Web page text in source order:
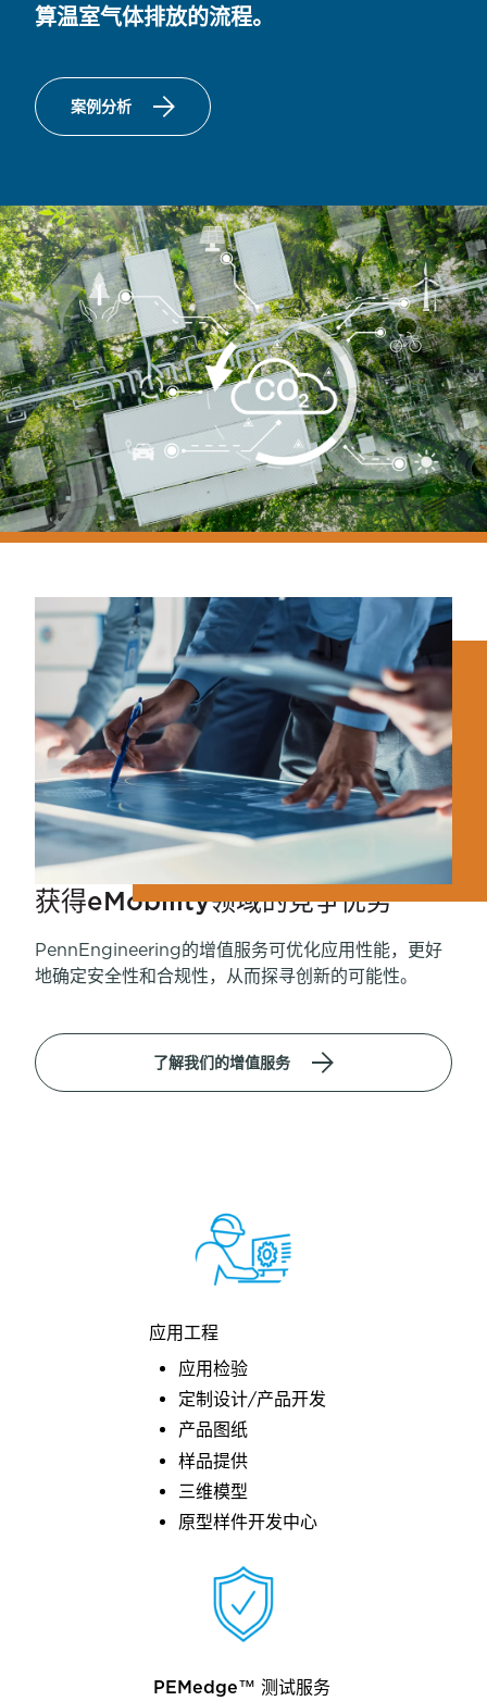
算温室气体排放的流程。
案例分析
获得eMobility领域的竞争优势
PennEngineering的增值服务可优化应用性能，更好
地确定安全性和合规性，从而探寻创新的可能性。
了解我们的增值服务
应用工程
应用检验
定制设计/产品开发
产品图纸
样品提供
三维模型
原型样件开发中心
PEMedge™ 测试服务